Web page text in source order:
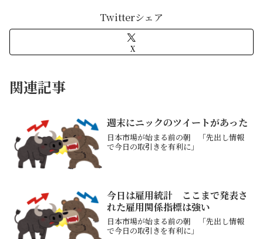
Twitterシェア
X
関連記事
週末にニックのツイートがあった
日本市場が始まる前の朝 「先出し情報
で今日の取引きを有利に」
今日は雇用統計 ここまで発表さ
れた雇用関係指標は強い
日本市場が始まる前の朝 「先出し情報
で今日の取引きを有利に」